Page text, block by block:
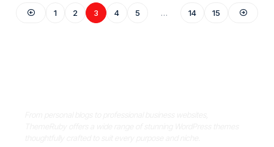
1 2 3 4 5 … 14 15